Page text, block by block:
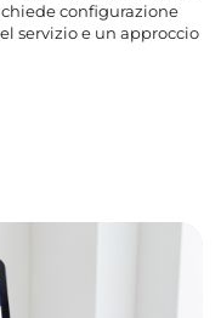
configurazione
servizio e un approccio